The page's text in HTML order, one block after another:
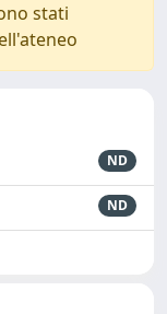
stati
ND
ND